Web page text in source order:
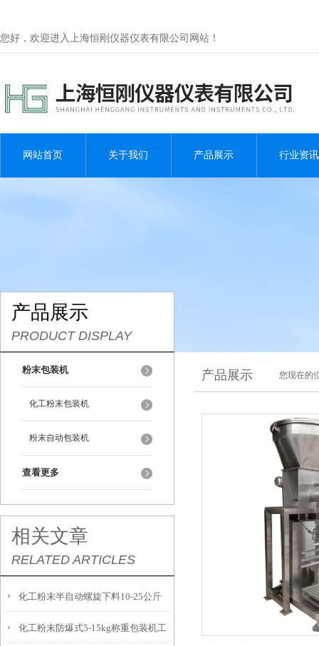
您好，欢迎进入上海恒刚仪器仪表有限公司网站！
网站首页 关于我们 产品展示 行业资讯
产品展示
PRODUCT DISPLAY
粉末包装机
化工粉末包装机
粉末自动包装机
查看更多
相关文章
RELATED ARTICLES
化工粉末半自动螺旋下料10-25公斤
包装机计量精准
化工粉末防爆式5-15kg称重包装机工
产品展示 您现在的